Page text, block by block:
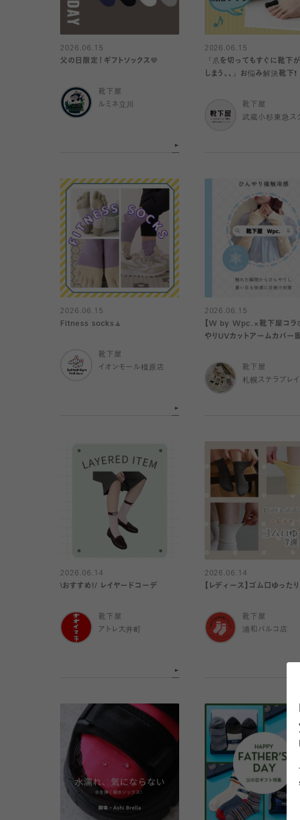
2026.06.15
父の日限定！ギフトソックス🤎
靴下屋
ルミネ立川
2026.06.15
『爪を切ってもすぐに靴下
しまう、、』お悩み解決靴下❗️
靴下屋
武蔵小杉東急ス
2026.06.15
Fitness socks🧘
靴下屋
イオンモール橿原店
2026.06.15
【W by Wpc.×靴下屋コラ
やりUVカットアームカバー
靴下屋
札幌ステラプレ
2026.06.14
\おすすめ!/ レイヤードコーデ
靴下屋
アトレ大井町
2026.06.14
【レディース】ゴム口ゆった
靴下屋
浦和パルコ店